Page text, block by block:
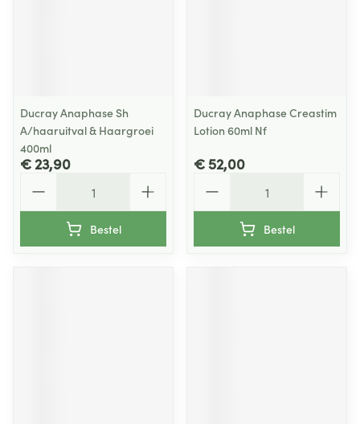
Ducray Anaphase Sh
A/haaruitval & Haargroei
400ml
€ 23,90
Bestel
Ducray Anaphase Creastim
Lotion 60ml Nf
€ 52,00
Bestel